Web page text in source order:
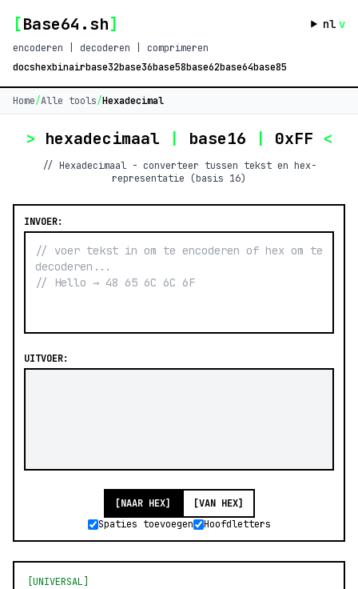
[Base64.sh] nl v
encoderen | decoderen | comprimeren
docshexbinairbase32base36base58base62base64base85
Home/Alle tools/Hexadecimal
> hexadecimaal | base16 | 0xFF <
// Hexadecimaal - converteer tussen tekst en hex-
representatie (basis 16)
INVOER:
UITVOER:
[NAAR HEX]
[VAN HEX]
Spaties toevoegen
Hoofdletters
[UNIVERSAL]